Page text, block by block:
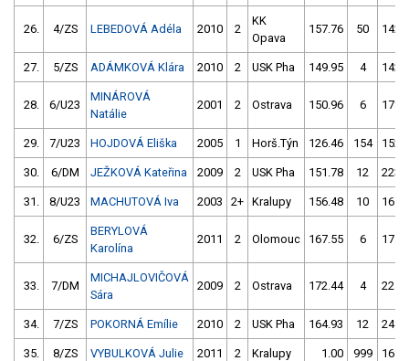
26. 4/ZS LEBEDOVÁ Adéla 2010 2
KK
Opava
157.76 50
27. 5/ZS ADÁMKOVÁ Klára 2010 2 USK Pha 149.95 4
28. 6/U23
MINÁROVÁ
Natálie
2001 2 Ostrava 150.96 6
29. 7/U23 HOJDOVÁ Eliška 2005 1 Horš.Týn 126.46 154
30. 6/DM JEŽKOVÁ Kateřina 2009 2 USK Pha 151.78 12
31. 8/U23 MACHUTOVÁ Iva 2003 2+ Kralupy 156.48 10
32. 6/ZS
BERYLOVÁ
Karolína
2011 2 Olomouc 167.55 6
33. 7/DM
MICHAJLOVIČOVÁ
Sára
2009 2 Ostrava 172.44 4
34. 7/ZS POKORNÁ Emílie 2010 2 USK Pha 164.93 12
35. 8/ZS VYBULKOVÁ Julie 2011 2 Kralupy 1.00 999